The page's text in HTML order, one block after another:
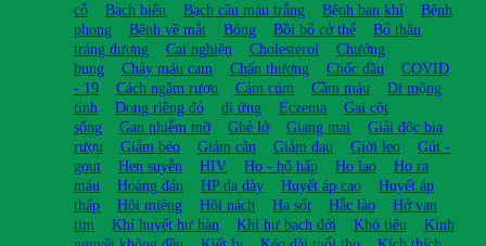
cổ Bạch biến Bạch cầu máu trắng Bệnh ban khỉ
Bệnh
phong
Bệnh về mắt Bỏng Bồi bổ cở thể
Bổ thận
tráng dương
Cai nghiện Cholesterol
Chướng
bụng
Chảy máu cam Chấn thương Chốc đầu
COVID
- 19
Cách ngâm rượu Cảm cúm Cầm máu
Di mộng
tinh
Dong riềng đỏ dị ứng Eczema
Gai cột
sống
Gan nhiễm mỡ Ghẻ lở Giang mai
Giải độc bia
rượu
Giảm béo Giảm cân Giảm đau Giời leo
Gút -
gout
Hen suyễn HIV Ho - hô hấp Ho lao
Ho ra
máu
Hoàng đản HP dạ dày Huyết áp cao
Huyết áp
thấp
Hôi miệng Hôi nách Hạ sốt Hắc lào
Hở van
tim
Khí huyết hư hàn Khí hư bạch đới Khó tiêu
Kinh